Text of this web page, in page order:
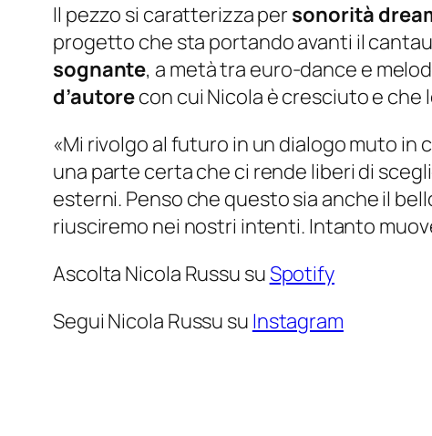
Il pezzo si caratterizza per sonorità
progetto che sta portando avanti il
sognante, a metà tra euro-dance e
d’autorecon cui Nicola è cresciuto e che
«Mi rivolgo al futuro in un dialogo muto in
una parte certa che ci rende liberi di
esterni. Penso che questo sia anche il
riusciremo nei nostri intenti. Intanto
Ascolta Nicola Russu suSpotify
Segui Nicola Russu su Instagram